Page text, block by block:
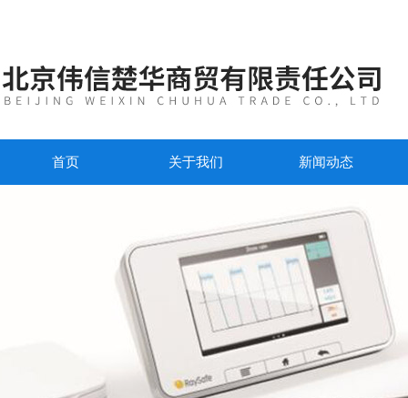
首页 关于我们 新闻动态